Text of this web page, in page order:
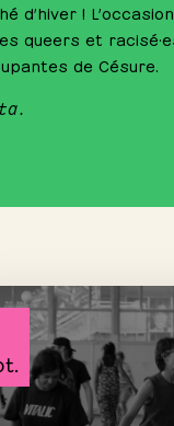
d’hiver !
queers et
de Césure.